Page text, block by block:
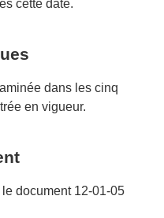
cette date.
dans les cinq
en vigueur.
document 12-01-05